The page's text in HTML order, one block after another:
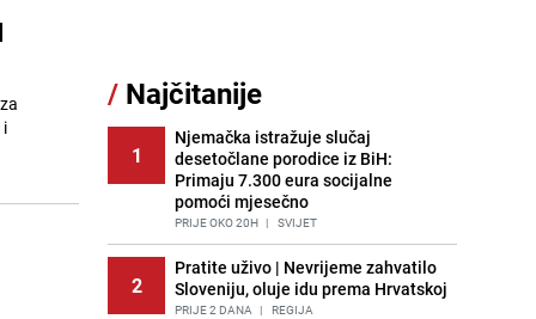
i
/ Najčitanije
1
Njemačka istražuje slučaj
desetočlane porodice iz BiH:
Primaju 7.300 eura socijalne
pomoći mjesečno
PRIJE OKO 20H | SVIJET
2
Pratite uživo | Nevrijeme zahvatilo
Sloveniju, oluje idu prema Hrvatskoj
PRIJE 2 DANA | REGIJA